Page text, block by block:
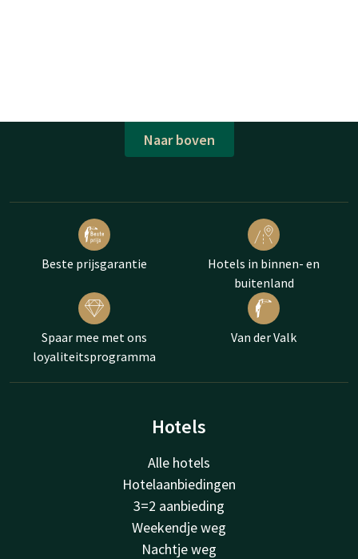
Naar boven
Beste prijsgarantie
Hotels in binnen- en
buitenland
Spaar mee met ons
loyaliteitsprogramma
Van der Valk
Hotels
Alle hotels
Hotelaanbiedingen
3=2 aanbieding
Weekendje weg
Nachtje weg